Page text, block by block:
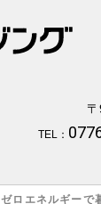
TEL：
ゼロエネルギーで